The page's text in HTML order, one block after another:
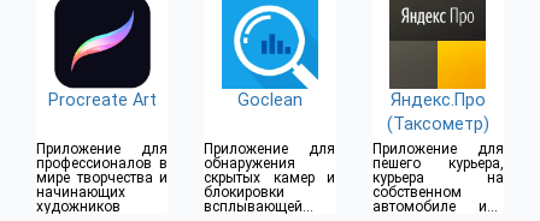
Procreate Art
Приложение для
профессионалов в
мире творчества и
начинающих
художников
Goclean
Приложение для
обнаружения
скрытых камер и
блокировки
всплывающей
Яндекс.Про
(Таксометр)
Приложение для
пешего курьера,
курьера на
собственном
автомобиле или